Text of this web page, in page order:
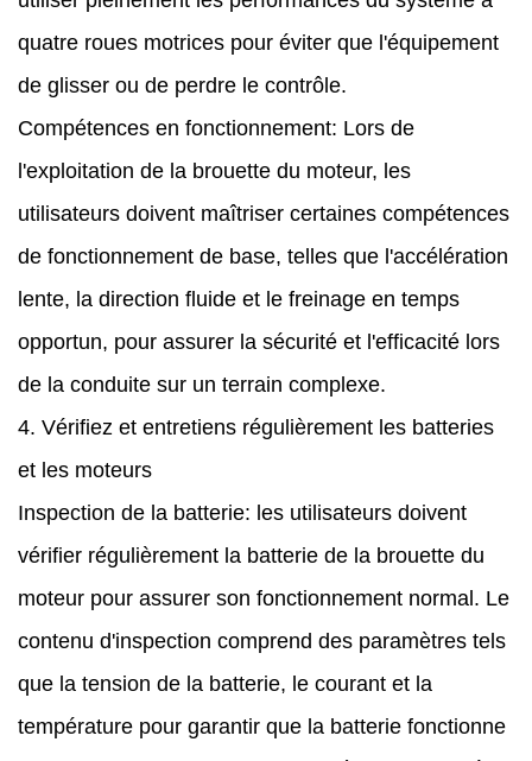
quatre roues motrices pour éviter que l'équipement
de glisser ou de perdre le contrôle.
Compétences en fonctionnement: Lors de
l'exploitation de la brouette du moteur, les
utilisateurs doivent maîtriser certaines compétences
de fonctionnement de base, telles que l'accélération
lente, la direction fluide et le freinage en temps
opportun, pour assurer la sécurité et l'efficacité lors
de la conduite sur un terrain complexe.
4. Vérifiez et entretiens régulièrement les batteries
et les moteurs
Inspection de la batterie: les utilisateurs doivent
vérifier régulièrement la batterie de la brouette du
moteur pour assurer son fonctionnement normal. Le
contenu d'inspection comprend des paramètres tels
que la tension de la batterie, le courant et la
température pour garantir que la batterie fonctionne